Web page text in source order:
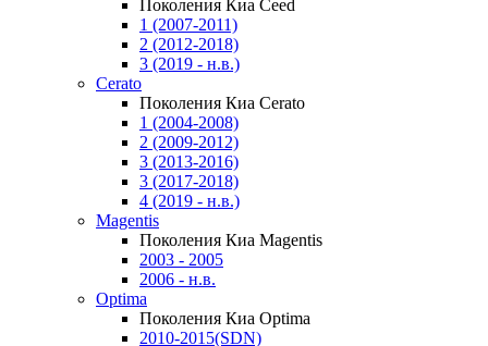
Поколения Киа Ceed
1 (2007-2011)
2 (2012-2018)
3 (2019 - н.в.)
Cerato
Поколения Киа Cerato
1 (2004-2008)
2 (2009-2012)
3 (2013-2016)
3 (2017-2018)
4 (2019 - н.в.)
Magentis
Поколения Киа Magentis
2003 - 2005
2006 - н.в.
Optima
Поколения Киа Optima
2010-2015(SDN)